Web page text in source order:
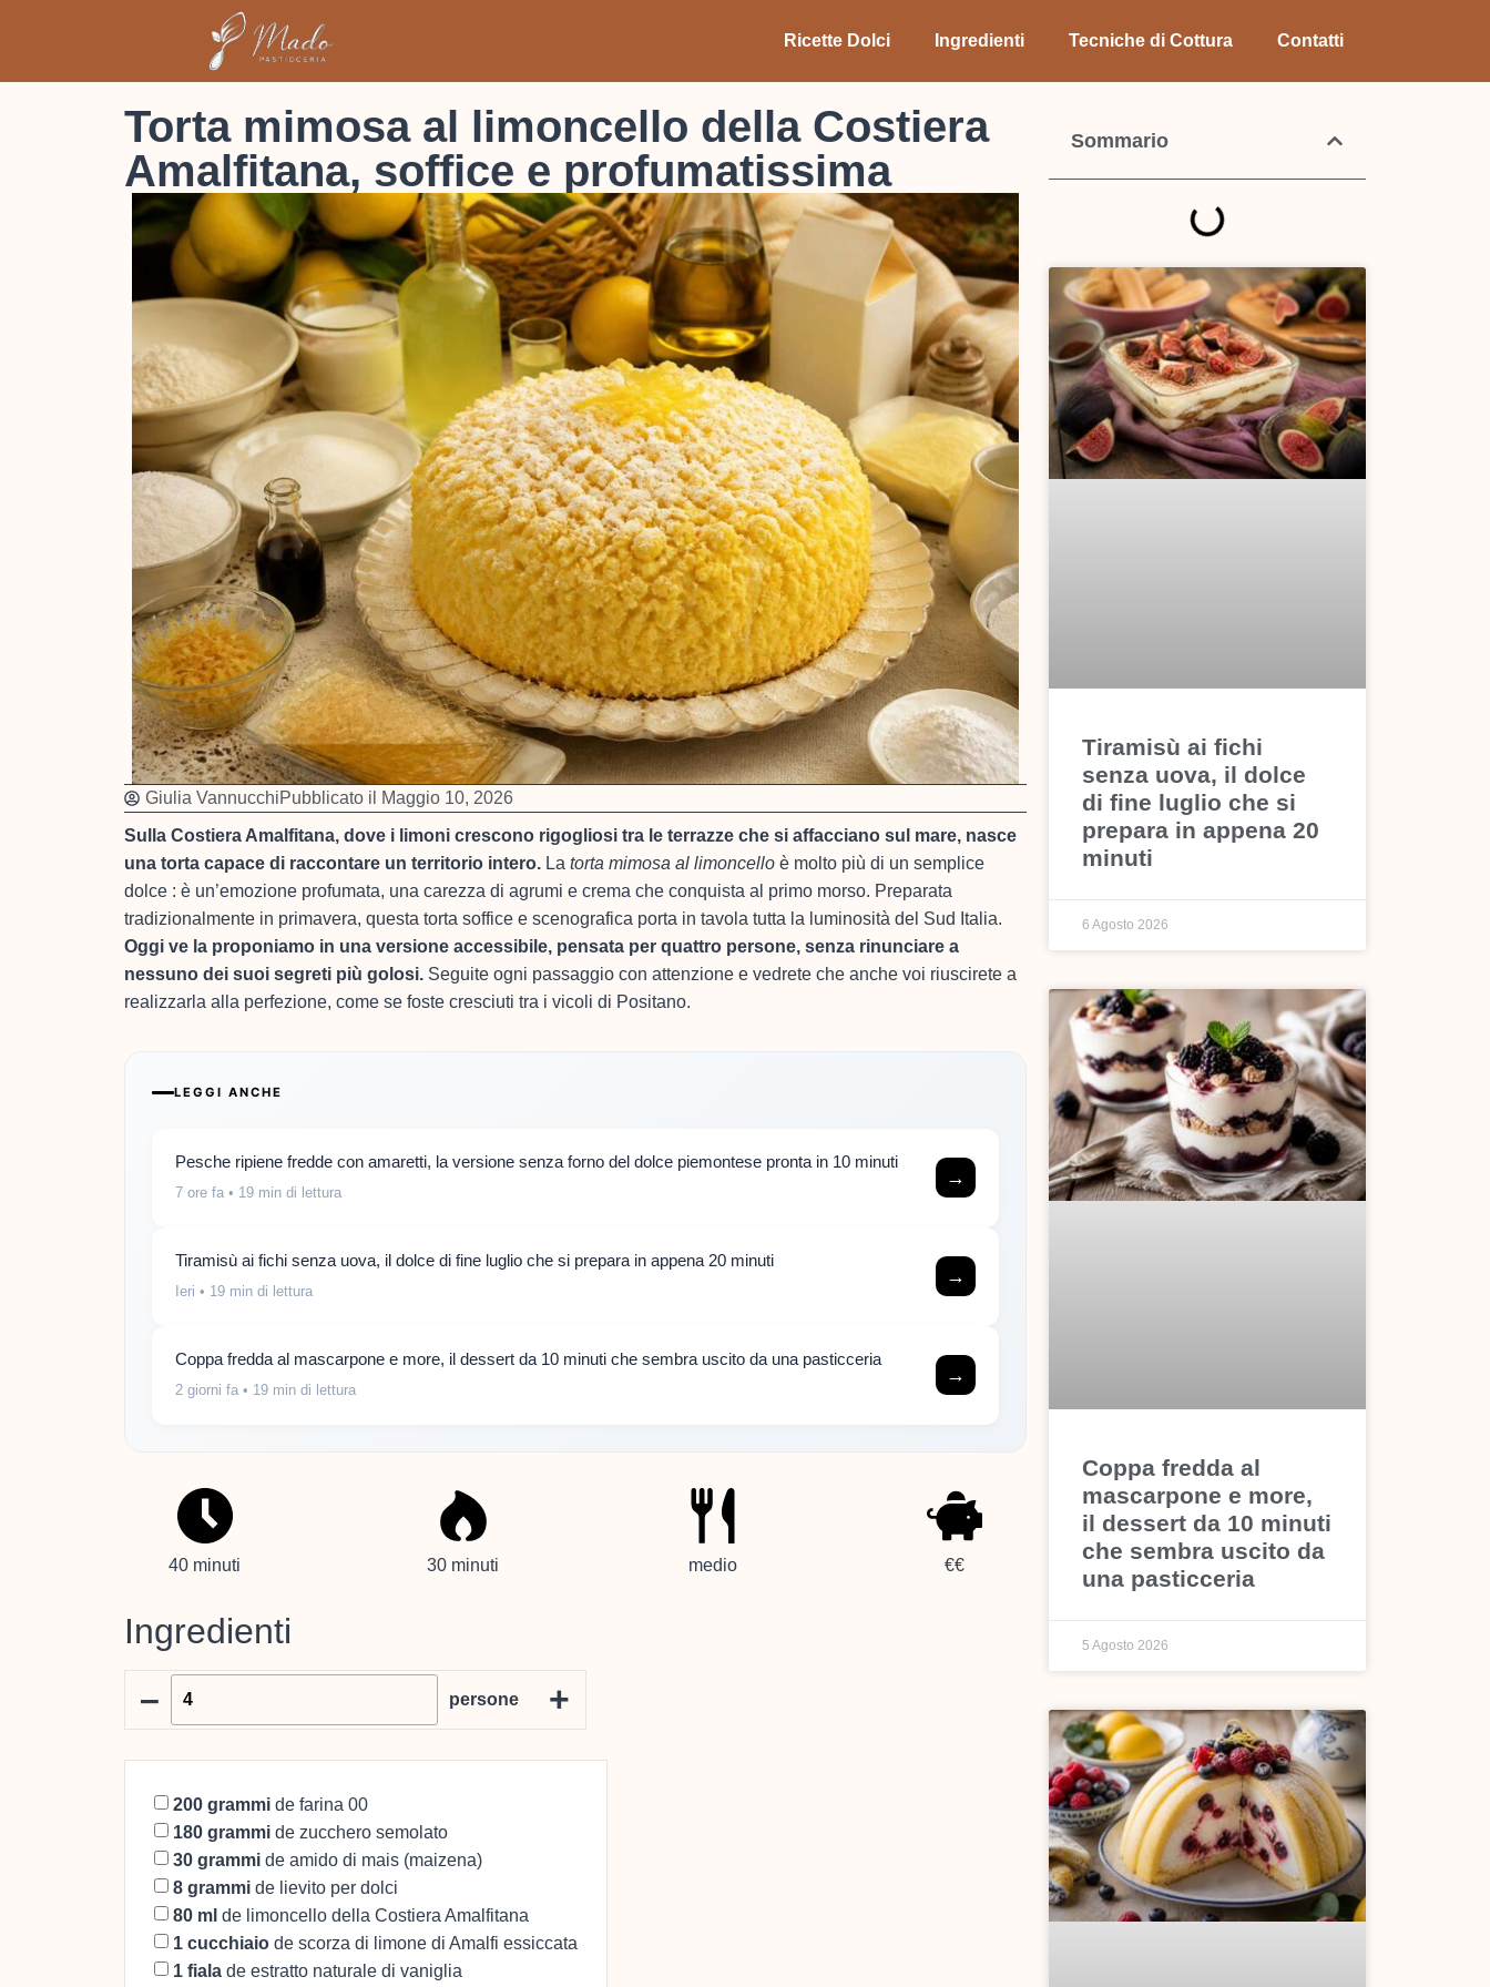
Ricette Dolci Ingredienti Tecniche di Cottura Contatti
Sommario
Tiramisù ai fichi
senza uova, il dolce
di fine luglio che si
prepara in appena 20
minuti
6 Agosto 2026
Coppa fredda al
mascarpone e more,
il dessert da 10 minuti
che sembra uscito da
una pasticceria
5 Agosto 2026
Torta mimosa al limoncello della Costiera
Amalfitana, soffice e profumatissima
Giulia VannucchiPubblicato il
Maggio 10, 2026
Sulla Costiera Amalfitana, dove i limoni crescono rigogliosi tra le terrazze che si affacciano sul mare, nasce
una torta capace di raccontare un territorio intero. La torta mimosa al limoncello è molto più di un semplice
dolce : è un’emozione profumata, una carezza di agrumi e crema che conquista al primo morso. Preparata
tradizionalmente in primavera, questa torta soffice e scenografica porta in tavola tutta la luminosità del Sud Italia.
Oggi ve la proponiamo in una versione accessibile, pensata per quattro persone, senza rinunciare a
nessuno dei suoi segreti più golosi. Seguite ogni passaggio con attenzione e vedrete che anche voi riuscirete a
realizzarla alla perfezione, come se foste cresciuti tra i vicoli di Positano.
LEGGI ANCHE
Pesche ripiene fredde con amaretti, la versione senza forno del dolce piemontese pronta in 10 minuti
7 ore fa • 19 min di lettura
→
Tiramisù ai fichi senza uova, il dolce di fine luglio che si prepara in appena 20 minuti
Ieri • 19 min di lettura
→
Coppa fredda al mascarpone e more, il dessert da 10 minuti che sembra uscito da una pasticceria
2 giorni fa • 19 min di lettura
→
40 minuti 30 minuti medio €€
Ingredienti
–
persone +
200 grammi de farina 00
180 grammi de zucchero semolato
30 grammi de amido di mais (maizena)
8 grammi de lievito per dolci
80 ml de limoncello della Costiera Amalfitana
1 cucchiaio de scorza di limone di Amalfi essiccata
1 fiala de estratto naturale di vaniglia